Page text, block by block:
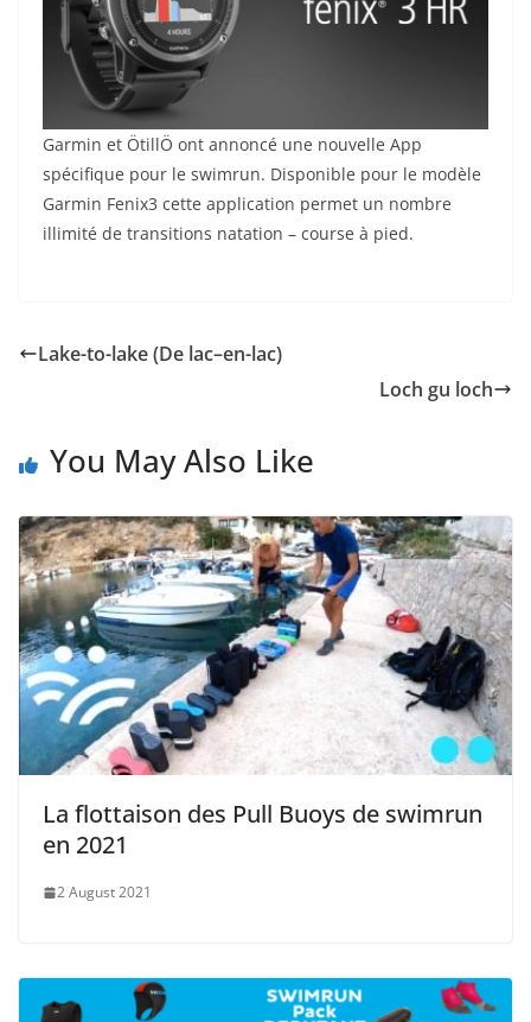
Garmin et ÖtillÖ ont annoncé une nouvelle App
spécifique pour le swimrun. Disponible pour le modèle
Garmin Fenix3 cette application permet un nombre
illimité de transitions natation – course à pied.
Lake-to-lake (De lac–en-lac)
Loch gu loch
You May Also Like
La flottaison des Pull Buoys de swimrun
en 2021
2 August 2021